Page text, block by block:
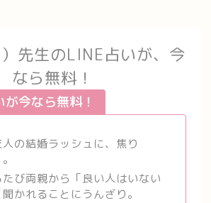
先生のLINE占いが、今
なら無料！
今なら無料！
の結婚ラッシュに、焦り
び両親から「良い人はいない
かれることにうんざり。